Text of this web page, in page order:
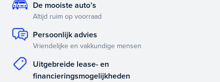
De mooiste auto’s
Altijd ruim op voorraad
Persoonlijk advies
Vriendelijke en vakkundige mensen
Uitgebreide lease- en
financieringsmogelijkheden